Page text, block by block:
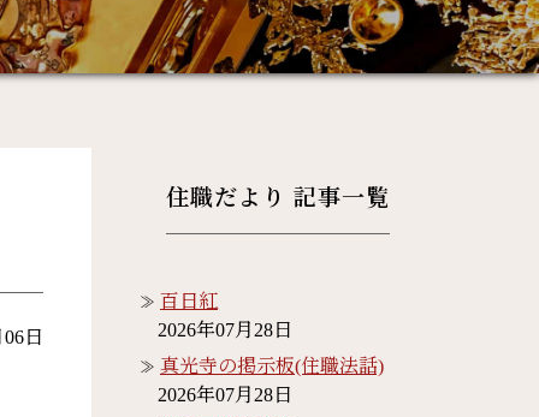
日
住職だより 記事一覧
百日紅
2026年07月28日
真光寺の掲示板(住職法話)
2026年07月28日